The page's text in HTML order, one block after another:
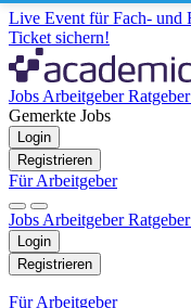
Live Event für Fach- und
Ticket sichern!
Jobs ArbeitgeberRatgeber
Gemerkte Jobs
Login
Registrieren
Für Arbeitgeber
Jobs ArbeitgeberRatgeber
Login
Registrieren
Für Arbeitgeber